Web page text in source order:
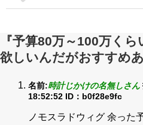
『予算80万～100万く
欲しいんだがおすすめ
名前:時計じかけの名無しさん
18:52:52 ID：b0f28e9fc
ノモスラドウィグ 余った